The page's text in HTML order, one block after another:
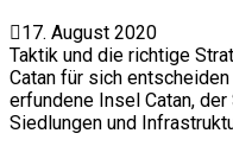
17. August 2020
Taktik und die richtige
Catan für sich
erfundene Insel Catan,
Siedlungen und